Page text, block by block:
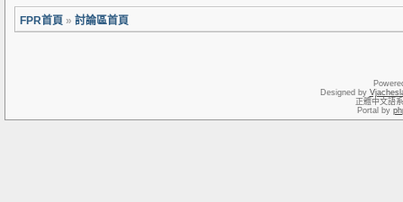
FPR首頁 » 討論區首頁
Designed by
正體中文語
Portal by